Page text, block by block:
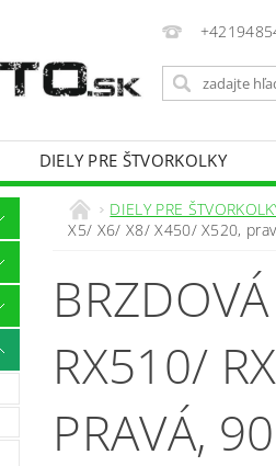
DIELY PRE ŠTVORKOLKY
KONTAKTY DIELY PRE
X5/ X6/ X8/ X450/ X520,
RX510/
PRAVÁ,